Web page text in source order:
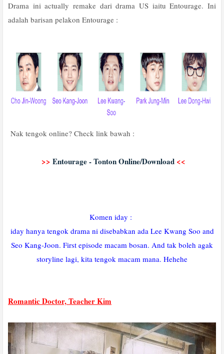
Drama ini actually remake dari drama US iaitu Entourage. Ini
adalah barisan pelakon Entourage :
Nak tengok online? Check link bawah :
>> Entourage - Tonton Online/Download <<
Komen iday :
iday hanya tengok drama ni disebabkan ada Lee Kwang Soo and
Seo Kang-Joon. First episode macam bosan. And tak boleh agak
storyline lagi, kita tengok macam mana. Hehehe
Romantic Doctor, Teacher Kim